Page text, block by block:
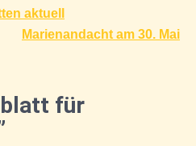
aktuell
Marienandacht am 30. Mai
für